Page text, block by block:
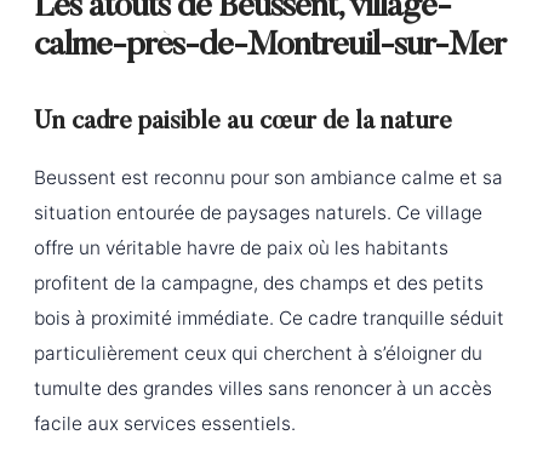
Les atouts de Beussent, village-
calme-près-de-Montreuil-sur-Mer
Un cadre paisible au cœur de la nature
Beussent est reconnu pour son ambiance calme et sa
situation entourée de paysages naturels. Ce village
offre un véritable havre de paix où les habitants
profitent de la campagne, des champs et des petits
bois à proximité immédiate. Ce cadre tranquille séduit
particulièrement ceux qui cherchent à s’éloigner du
tumulte des grandes villes sans renoncer à un accès
facile aux services essentiels.